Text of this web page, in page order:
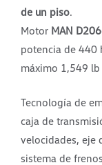
de un piso.
Motor MAN
potencia de 440
máximo 1,549
Tecnología de
caja de
velocidades, eje
sistema de